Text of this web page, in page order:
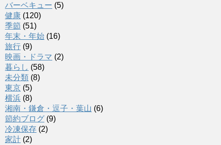
バーベキュー (5)
健康 (120)
季節 (51)
年末・年始 (16)
旅行 (9)
映画・ドラマ (2)
暮らし (58)
未分類 (8)
東京 (5)
横浜 (8)
湘南・鎌倉・逗子・葉山 (6)
節約ブログ (9)
冷凍保存 (2)
家計 (2)